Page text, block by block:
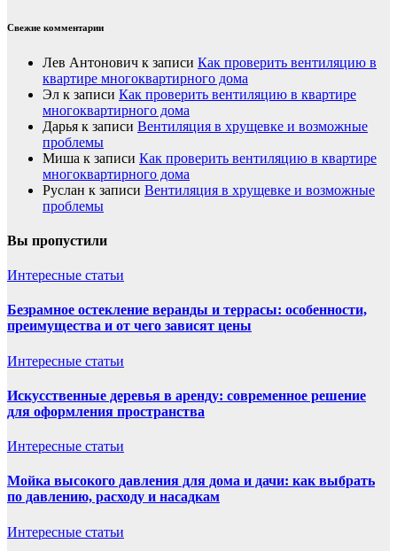
Свежие комментарии
Лев Антонович к записи Как проверить вентиляцию в
квартире многоквартирного дома
Эл к записи Как проверить вентиляцию в квартире
многоквартирного дома
Дарья к записи Вентиляция в хрущевке и возможные
проблемы
Миша к записи Как проверить вентиляцию в квартире
многоквартирного дома
Руслан к записи Вентиляция в хрущевке и возможные
проблемы
Вы пропустили
Интересные статьи
Безрамное остекление веранды и террасы: особенности,
преимущества и от чего зависят цены
Интересные статьи
Искусственные деревья в аренду: современное решение
для оформления пространства
Интересные статьи
Мойка высокого давления для дома и дачи: как выбрать
по давлению, расходу и насадкам
Интересные статьи